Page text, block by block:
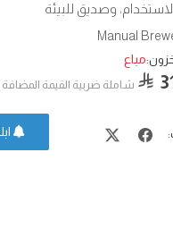
وصديق للبيئة
Manual
مباع
شاملة ضربية القيمة المضافة